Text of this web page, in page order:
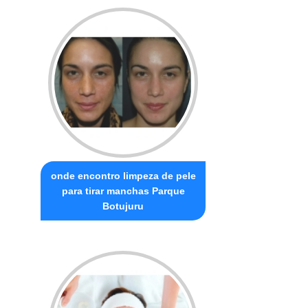
onde encontro limpeza de pele
para tirar manchas Parque
Botujuru